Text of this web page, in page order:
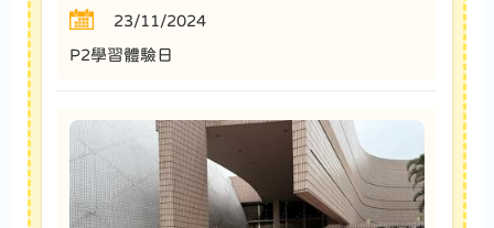
23/11/2024
P2學習體驗日